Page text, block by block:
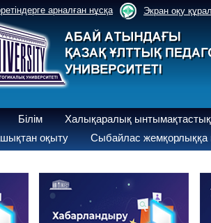
арналған нұсқа Экран оқу
Білім Халықаралық ынтымақтастық
оқыту Сыбайлас жемқорлыққа